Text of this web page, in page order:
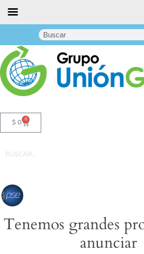
$0 0
Tenemos grandes
anunciar